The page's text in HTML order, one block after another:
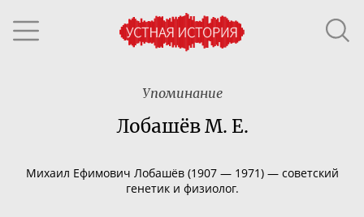
Упоминание
Лобашёв М. Е.
Михаил Ефимович Лобашёв (1907— 1971) — советский
генетики физиолог.